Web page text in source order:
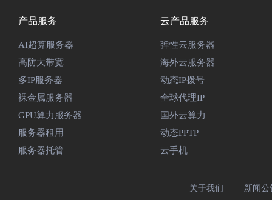
产品服务
AI超算服务器
高防大带宽
多IP服务器
裸金属服务器
GPU算力服务器
服务器租用
服务器托管
云产品服务
弹性云服务器
海外云服务器
动态IP拨号
全球代理IP
国外云算力
动态PPTP
云手机
关于我们 新闻公